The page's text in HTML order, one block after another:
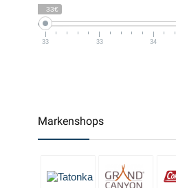
33€
33 33 34
Markenshops